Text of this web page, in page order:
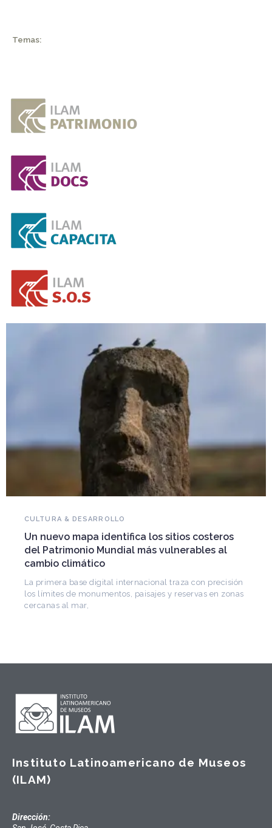
Temas:
Falleció Ramón Gutiérrez, guardián del
patrimonio iberoamericano
Arquitecto, historiador e Investigador Superior del
CONICET, fundó el CEDODAL e impulsó los Seminarios
de Arquitectura Latinoamericana. Publicó más de
Instituto Latinoamericano de Museos
(ILAM)
Dirección: